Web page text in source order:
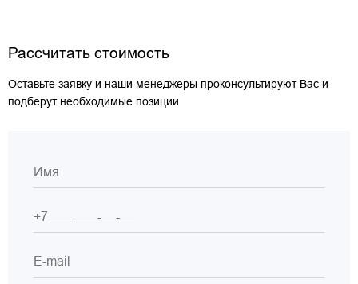
Рассчитать стоимость
Оставьте заявку и наши менеджеры проконсультируют Вас и
подберут необходимые позиции